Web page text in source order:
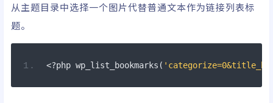
从主题目录中选择一个图片代替普通文本作为链接列表标
题。
<?php wp_list_bookmarks (